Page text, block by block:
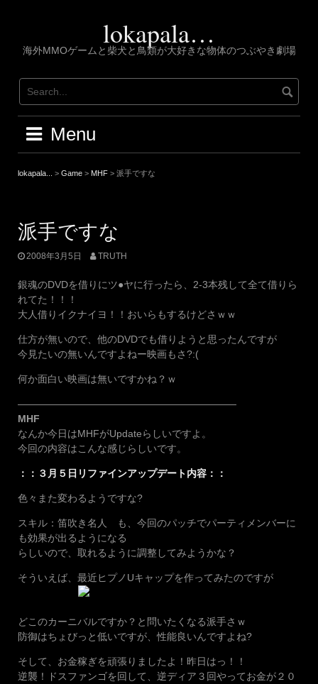
lokapala…
海外MMOゲームと柴犬と鳥類が大好きな物体のつぶやき劇場
Menu
lokapala... > Game > MHF > 派手ですな
派手ですな
2008年3月5日 TRUTH
銀魂のDVDを借りにツ●ヤに行ったら、2-3本残して全て借りら
れてた！！！
大人借りイクナイヨ！！おいらもするけどさｗｗ
仕方が無いので、他のDVDでも借りようと思ったんですが
今見たいの無いんですよねー映画もさ?:(
何か面白い映画は無いですかね？ｗ
——————————————————————
MHF
なんか今日はMHFがUpdateらしいですよ。
今回の内容はこんな感じらしいです。
：：３月５日リファインアップデート内容：：
色々また変わるようですな?
スキル：笛吹き名人 も、今回のパッチでパーティメンバーに
も効果が出るようになる
らしいので、取れるように調整してみようかな？
そういえば、最近ヒプノUキャップを作ってみたのですが
どこのカーニバルですか？と問いたくなる派手さｗ
防御はちょびっと低いですが、性能良いんですよね?
そして、お金稼ぎを頑張りましたよ！昨日はっ！！
逆襲！ドスファンゴを回して、逆ディア３回やってお金が２０